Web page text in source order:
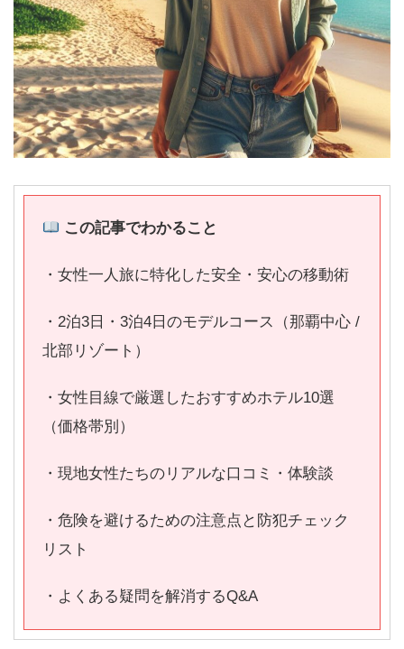
この記事でわかること
・女性一人旅に特化した安全・安心の移動術
・2泊3日・3泊4日のモデルコース（那覇中心 /
北部リゾート）
・女性目線で厳選したおすすめホテル10選
（価格帯別）
・現地女性たちのリアルな口コミ・体験談
・危険を避けるための注意点と防犯チェック
リスト
・よくある疑問を解消するQ&A